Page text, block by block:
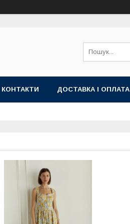
КОНТАКТИ ДОСТАВКА І ОПЛАТА